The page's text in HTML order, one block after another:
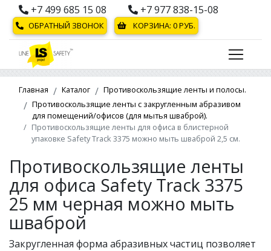
+7 499 685 15 08 +7 977 838-15-08
ОБРАТНЫЙ ЗВОНОК КОРЗИНА: 0РУБ.
Главная Каталог
Противоскользящие ленты и полосы.
Противоскользящие ленты с закругленным абразивом
для помещений/офисов (для мытья шваброй).
Противоскользящие ленты для офиса в блистерной
упаковке Safety Track 3375 можно мыть шваброй 2,5 см.
Противоскользящие ленты
для офиса Safety Track 3375
25 мм черная можно мыть
шваброй
Закругленная форма абразивных частиц позволяет